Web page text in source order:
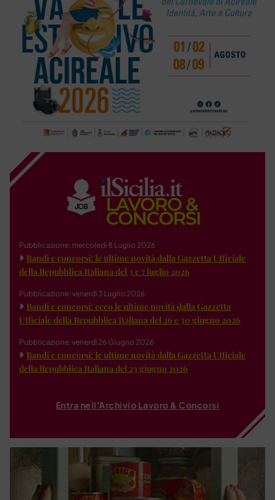
Pubblicazione: mercoledì 8 Luglio 2026
Bandi e concorsi: le ultime novità dalla Gazzetta Ufficiale
della Repubblica Italiana del 3 e 7 luglio 2026
Pubblicazione: venerdì 3 Luglio 2026
Bandi e concorsi: ecco le ultime novità dalla Gazzetta
Ufficiale della Repubblica Italiana del 26 e 30 giugno 2026
Pubblicazione: venerdì 26 Giugno 2026
Bandi e concorsi: le ultime novità dalla Gazzetta Ufficiale
della Repubblica Italiana del 23 giugno 2026
Entra nell'Archivio Lavoro & Concorsi